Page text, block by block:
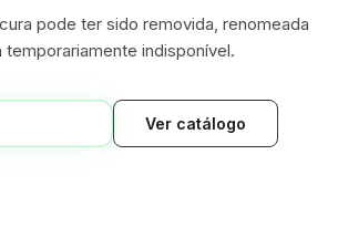
pode ter sido removida, renomeada
temporariamente indisponível.
Ver catálogo